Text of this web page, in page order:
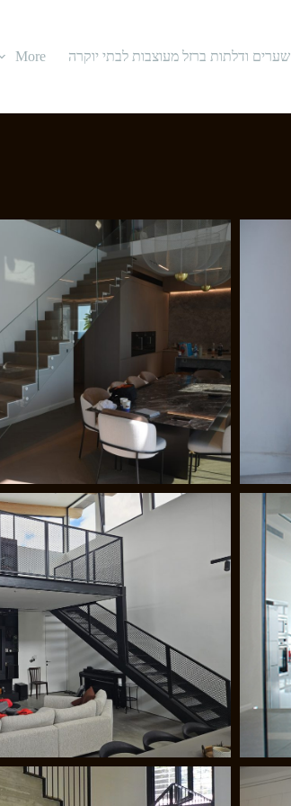
שערים ודלתות ברזל מעוצבות לבתי יוקרה More